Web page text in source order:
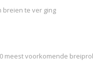
breien te ver ging
meest voorkomende